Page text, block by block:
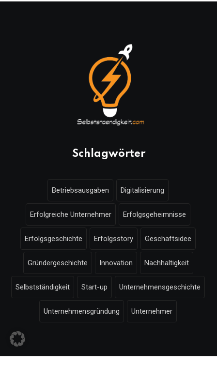
Schlagwörter
Betriebsausgaben Digitalisierung
Erfolgreiche Unternehmer Erfolgsgeheimnisse
Erfolgsgeschichte Erfolgsstory Geschäftsidee
Gründergeschichte Innovation Nachhaltigkeit
Selbstständigkeit Start-up Unternehmensgeschichte
Unternehmensgründung Unternehmer